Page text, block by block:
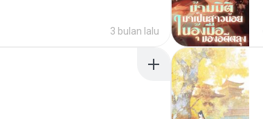
3 bulan lalu